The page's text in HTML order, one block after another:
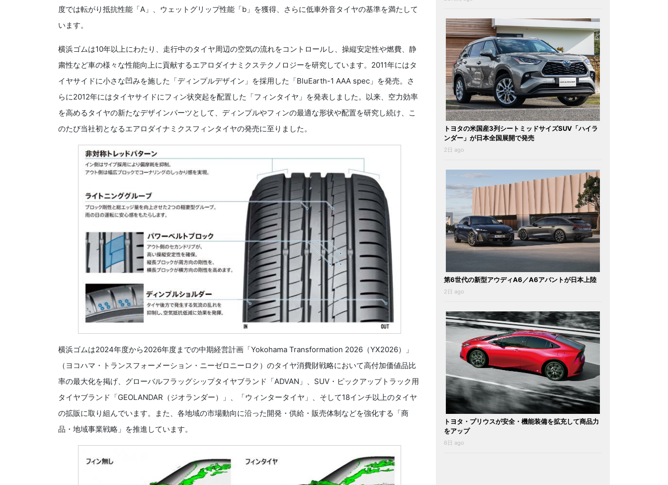
度では転がり抵抗性能「A」、ウェットグリップ性能「b」を獲得、さらに低車外音タイヤの基準を満たして
います。
横浜ゴムは10年以上にわたり、走行中のタイヤ周辺の空気の流れをコントロールし、操縦安定性や燃費、静
粛性など車の様々な性能向上に貢献するエアロダイナミクステクノロジーを研究しています。2011年にはタ
イヤサイドに小さな凹みを施した「ディンプルデザイン」を採用した「BluEarth-1 AAA spec」を発売。さ
らに2012年にはタイヤサイドにフィン状突起を配置した「フィンタイヤ」を発表しました。以来、空力効率
を高めるタイヤの新たなデザインパーツとして、ディンプルやフィンの最適な形状や配置を研究し続け、こ
のたび当社初となるエアロダイナミクスフィンタイヤの発売に至りました。
横浜ゴムは2024年度から2026年度までの中期経営計画「Yokohama Transformation 2026（YX2026）」
（ヨコハマ・トランスフォーメーション・ニーゼロニーロク）のタイヤ消費財戦略において高付加価値品比
率の最大化を掲げ、グローバルフラッグシップタイヤブランド「ADVAN」、SUV・ピックアップトラック用
タイヤブランド「GEOLANDAR（ジオランダー）」、「ウィンタータイヤ」、そして18インチ以上のタイヤ
の拡販に取り組んでいます。また、各地域の市場動向に沿った開発・供給・販売体制などを強化する「商
品・地域事業戦略」を推進しています。
トヨタの米国産3列シートミッドサイズSUV「ハイラ
ンダー」が日本全国展開で発売
2日 ago
第6世代の新型アウディA6／A6アバントが日本上陸
2日 ago
トヨタ・プリウスが安全・機能装備を拡充して商品力
をアップ
6日 ago